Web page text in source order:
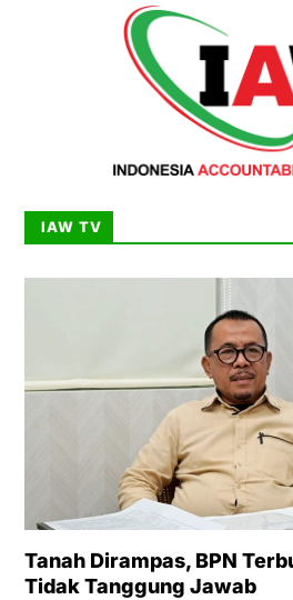
IAW TV
Tanah Dirampas, BPN
Tidak Tanggung Jawab